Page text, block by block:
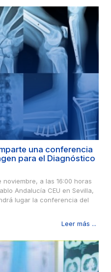
una conferencia
para el Diagnóstico
noviembre, a las 16:00 horas
Andalucía CEU en Sevilla,
lugar la conferencia del
Leer más ...